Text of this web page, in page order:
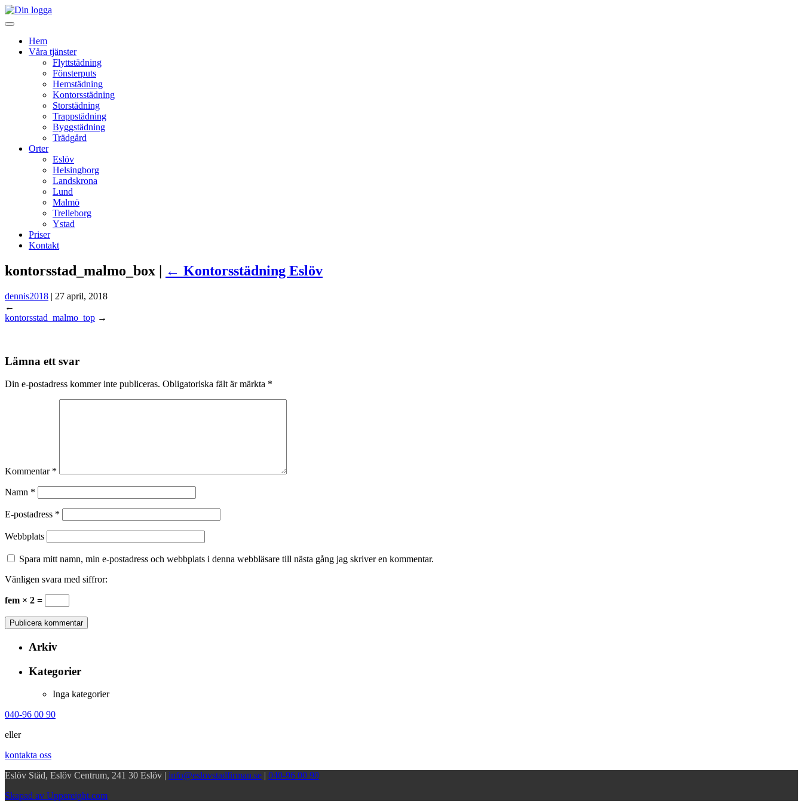
Hem
Våra tjänster
Flyttstädning
Fönsterputs
Hemstädning
Kontorsstädning
Storstädning
Trappstädning
Byggstädning
Trädgård
Orter
Eslöv
Helsingborg
Landskrona
Lund
Malmö
Trelleborg
Ystad
Priser
Kontakt
kontorsstad_malmo_box | ← Kontorsstädning Eslöv
dennis2018 | 27 april, 2018
←
kontorsstad_malmo_top →
Lämna ett svar
Din e-postadress kommer inte publiceras. Obligatoriska fält är märkta *
Kommentar *
Namn *
E-postadress *
Webbplats
Spara mitt namn, min e-postadress och webbplats i denna webbläsare till nästa gång jag skriver en kommentar.
Vänligen svara med siffror:
fem × 2 =
Arkiv
Kategorier
Inga kategorier
040-96 00 90
eller
kontakta oss
Eslöv Städ, Eslöv Centrum, 241 30 Eslöv | info@eslovstadfirman.se | 040-96 00 90
Skapad av Uppereight.com